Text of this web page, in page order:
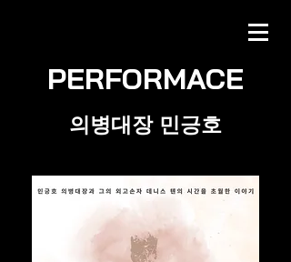
PERFORMACE
​의병대장 민긍호